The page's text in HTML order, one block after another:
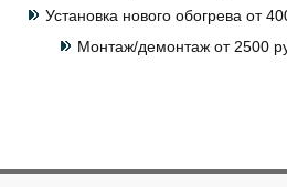
Установка нового обогрева от
Монтаж/демонтаж от 2500